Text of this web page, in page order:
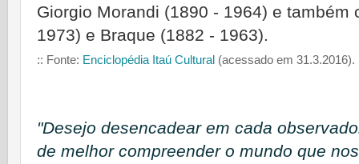
Giorgio Morandi (1890 - 1964) e também
1973) e Braque (1882 - 1963).
:: Fonte: Enciclopédia Itaú Cultural (acessado em 31.3.2016).
"Desejo desencadear em cada
de melhor compreender o mundo que